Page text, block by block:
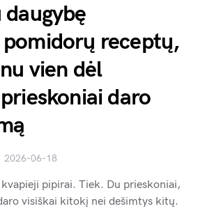
receptų,
vien dėl
daro
2026-06-18
pipirai. Tiek. Du prieskoniai,
visiškai kitokį nei dešimtys kitų.